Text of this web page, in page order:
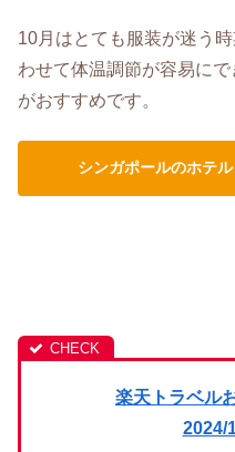
10月はとても服装が迷う
わせて体温調節が容易に
がおすすめです。
シンガポールのホテ
楽天トラベル
2024/